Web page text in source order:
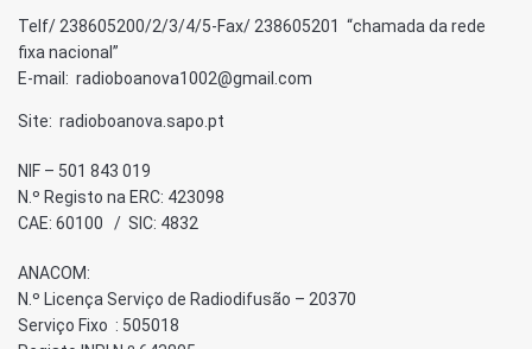
Telf/ 238605200/2/3/4/5-Fax/ 238605201 “chamada da rede
fixa nacional”
E-mail: radioboanova1002@gmail.com
Site: radioboanova.sapo.pt
NIF – 501 843 019
N.º Registo na ERC: 423098
CAE: 60100 / SIC: 4832
ANACOM:
N.º Licença Serviço de Radiodifusão – 20370
Serviço Fixo : 505018